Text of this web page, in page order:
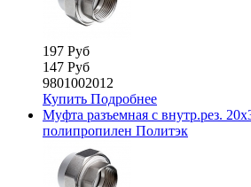
197 Руб
147 Руб
9801002012
Купить Подробнее
Муфта разъемная с внутр.рез.
полипропилен Политэк